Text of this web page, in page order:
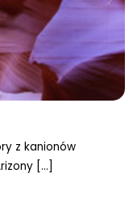
z kanionów
[...]